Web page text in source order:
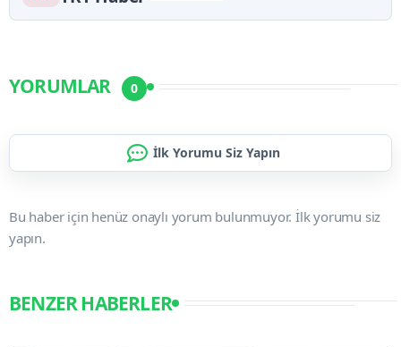
YORUMLAR 0
İlk Yorumu Siz Yapın
Bu haber için henüz onaylı yorum bulunmuyor. İlk yorumu siz
yapın.
BENZER HABERLER